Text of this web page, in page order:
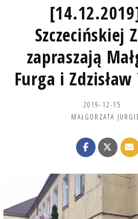
Szczecińskiej
zapraszają
Furga i
2019-12-15
MAŁGORZATA